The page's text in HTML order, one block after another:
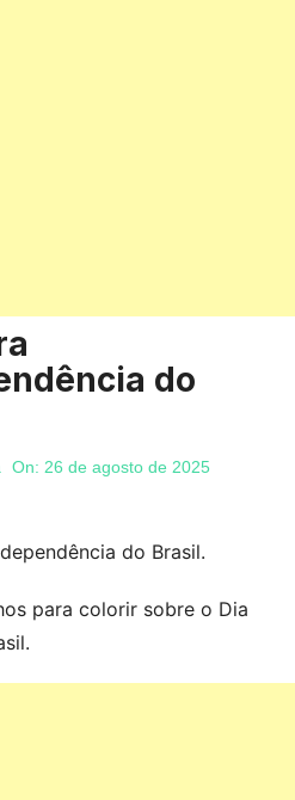
do
On: 26 de agosto de 2025
do Brasil.
para colorir sobre o Dia